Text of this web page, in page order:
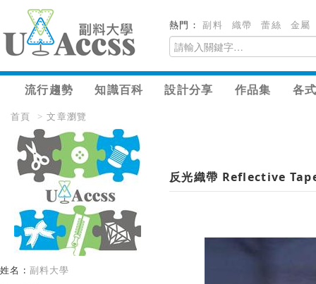
熱門：副料 織帶 蕾絲 金屬
流行趨勢 知識百科 設計分享 作品集 各
首頁 > 文章瀏覽
姓名 : 副料大學
反光織帶 Reflective